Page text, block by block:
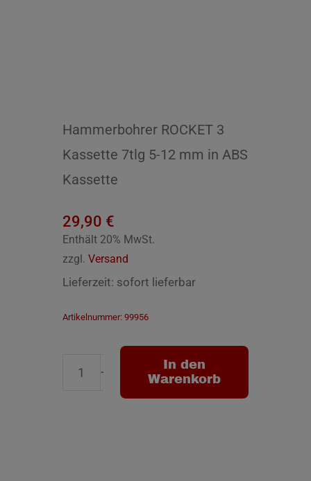
Hammerbohrer ROCKET 3
Kassette 7tlg 5-12 mm in ABS
Kassette
29,90 €
Enthält 20% MwSt.
zzgl. Versand
Lieferzeit: sofort lieferbar
Artikelnummer: 99956
In den
Warenkorb